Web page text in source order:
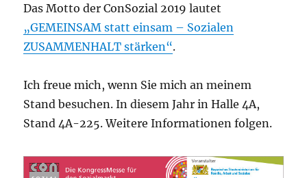
Das Motto der ConSozial 2019 lautet
„GEMEINSAM statt einsam – Sozialen
ZUSAMMENHALT stärken“.
Ich freue mich, wenn Sie mich an meinem
Stand besuchen. In diesem Jahr in Halle 4A,
Stand 4A-225. Weitere Informationen folgen.